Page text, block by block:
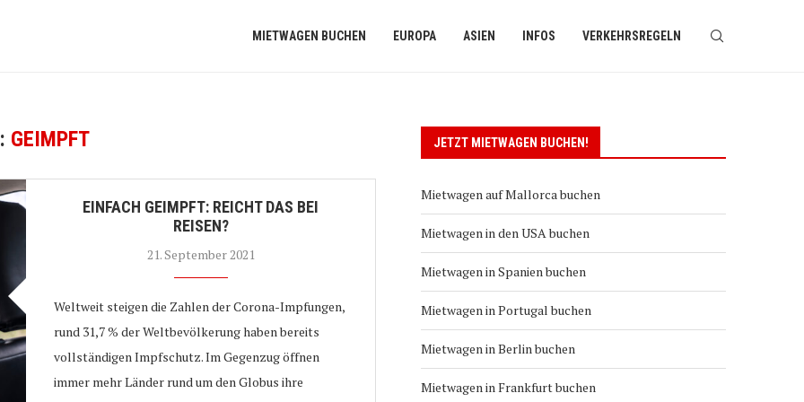
MIETWAGEN BUCHEN EUROPA ASIEN INFOS VERKEHRSREGELN
GEIMPFT
EINFACH GEIMPFT: REICHT DAS BEI
REISEN?
21. September 2021
Weltweit steigen die Zahlen der Corona-Impfungen,
rund 31,7 % der Weltbevölkerung haben bereits
vollständigen Impfschutz. Im Gegenzug öffnen
immer mehr Länder rund um den Globus ihre
JETZT MIETWAGEN BUCHEN!
Mietwagen auf Mallorca buchen
Mietwagen in den USA buchen
Mietwagen in Spanien buchen
Mietwagen in Portugal buchen
Mietwagen in Berlin buchen
Mietwagen in Frankfurt buchen